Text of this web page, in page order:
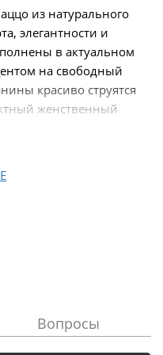
из натурального
элегантности и
в актуальном
на свободный
красиво струятся
женственный
Вопросы